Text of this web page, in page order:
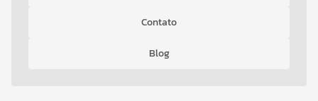
Contato
Blog